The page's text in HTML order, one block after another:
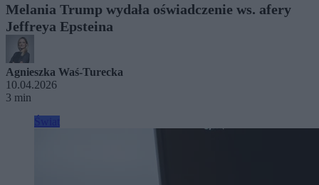
Melania Trump wydała oświadczenie ws. afery
Jeffreya Epsteina
Agnieszka Waś-Turecka
10.04.2026
3 min